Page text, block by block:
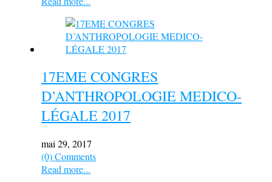
17EME CONGRES
D’ANTHROPOLOGIE MEDICO-
LÉGALE 2017
mai 29, 2017
(0) Comments
Read more...